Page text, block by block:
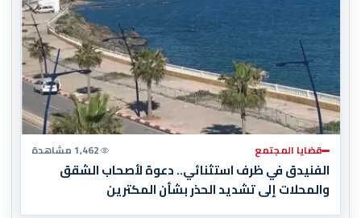
قضايا المجتمع 1,462 مشاهدة
الفنيدق في ظرف استثنائي.. دعوة لأصحاب الشقق
والمحلات إلى تشديد الحذر بشأن المكترين